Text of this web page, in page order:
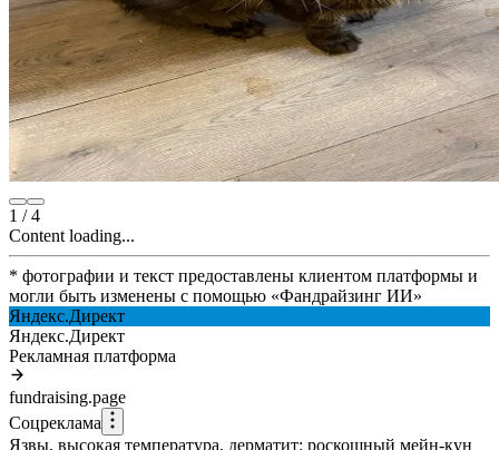
1 /4
Content loading...
* фотографии и текст предоставлены клиентом платформы и
могли быть изменены с помощью «Фандрайзинг ИИ»
Яндекс.Директ
Яндекс.Директ
Рекламная платформа
fundraising.page
Соцреклама
Язвы, высокая температура, дерматит: роскошный мейн-кун